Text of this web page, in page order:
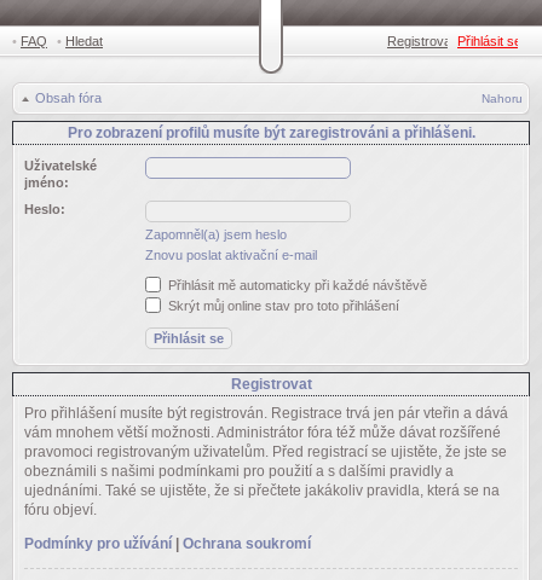
• FAQ • Hledat Registrovat •
Přihlásit se
Obsah fóra Nahoru
Pro zobrazení profilů musíte být zaregistrováni a přihlášeni.
Uživatelské
jméno:
Heslo:
Zapomněl(a) jsem heslo
Znovu poslat aktivační e-mail
Přihlásit mě automaticky při každé návštěvě
Skrýt můj online stav pro toto přihlášení
Registrovat
Pro přihlášení musíte být registrován. Registrace trvá jen pár vteřin a dává
vám mnohem větší možnosti. Administrátor fóra též může dávat rozšířené
pravomoci registrovaným uživatelům. Před registrací se ujistěte, že jste se
obeznámili s našimi podmínkami pro použití a s dalšími pravidly a
ujednáními. Také se ujistěte, že si přečtete jakákoliv pravidla, která se na
fóru objeví.
Podmínky pro užívání
Ochrana soukromí